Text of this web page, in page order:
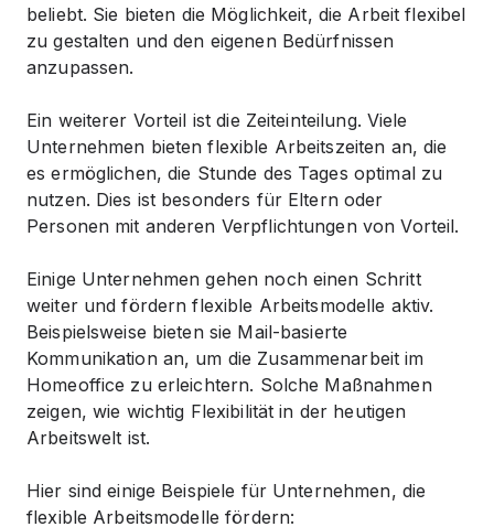
beliebt. Sie bieten die Möglichkeit, die Arbeit flexibel
zu gestalten und den eigenen Bedürfnissen
anzupassen.
Ein weiterer Vorteil ist die Zeiteinteilung. Viele
Unternehmen bieten flexible Arbeitszeiten an, die
es ermöglichen, die Stunde des Tages optimal zu
nutzen. Dies ist besonders für Eltern oder
Personen mit anderen Verpflichtungen von Vorteil.
Einige Unternehmen gehen noch einen Schritt
weiter und fördern flexible Arbeitsmodelle aktiv.
Beispielsweise bieten sie Mail-basierte
Kommunikation an, um die Zusammenarbeit im
Homeoffice zu erleichtern. Solche Maßnahmen
zeigen, wie wichtig Flexibilität in der heutigen
Arbeitswelt ist.
Hier sind einige Beispiele für Unternehmen, die
flexible Arbeitsmodelle fördern: